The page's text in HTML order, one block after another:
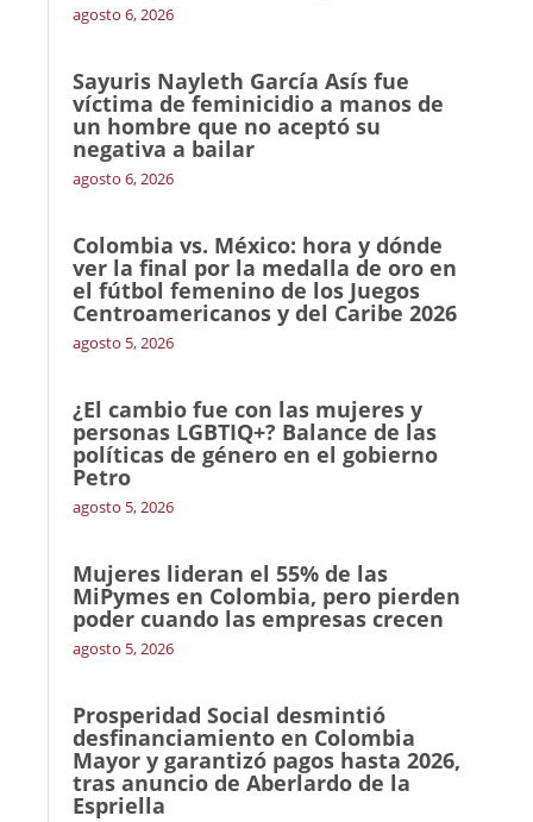
agosto 6, 2026
Sayuris Nayleth García Asís fue
víctima de feminicidio a manos de
un hombre que no aceptó su
negativa a bailar
agosto 6, 2026
Colombia vs. México: hora y dónde
ver la final por la medalla de oro en
el fútbol femenino de los Juegos
Centroamericanos y del Caribe 2026
agosto 5, 2026
¿El cambio fue con las mujeres y
personas LGBTIQ+? Balance de las
políticas de género en el gobierno
Petro
agosto 5, 2026
Mujeres lideran el 55% de las
MiPymes en Colombia, pero pierden
poder cuando las empresas crecen
agosto 5, 2026
Prosperidad Social desmintió
desfinanciamiento en Colombia
Mayor y garantizó pagos hasta 2026,
tras anuncio de Aberlardo de la
Espriella